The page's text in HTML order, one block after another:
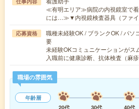
≪有明エリア≫病院の内視鏡室で
には…≫▼内視鏡検査器具（ファ
応募資格
職種未経験OK / ブランクOK / パソ
要
未経験OKコミュニケーションがス
入職前に健康診断、抗体検査（麻
職場の雰囲気
年齢層
20代
30代 40代